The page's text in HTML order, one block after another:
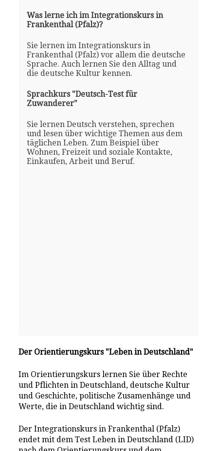
Was lerne ich im Integrationskurs in
Frankenthal (Pfalz)?
Sie lernen im Integrationskurs in
Frankenthal (Pfalz) vor allem die deutsche
Sprache. Auch lernen Sie den Alltag und
die deutsche Kultur kennen.
Sprachkurs "Deutsch-Test für
Zuwanderer"
Sie lernen Deutsch verstehen, sprechen
und lesen über wichtige Themen aus dem
täglichen Leben. Zum Beispiel über
Wohnen, Freizeit und soziale Kontakte,
Einkaufen, Arbeit und Beruf.
Der Orientierungskurs "Leben in Deutschland"
Im Orientierungskurs lernen Sie über Rechte
und Pflichten in Deutschland, deutsche Kultur
und Geschichte, politische Zusamenhänge und
Werte, die in Deutschland wichtig sind.
Der Integrationskurs in Frankenthal (Pfalz)
endet mit dem Test Leben in Deutschland (LID)